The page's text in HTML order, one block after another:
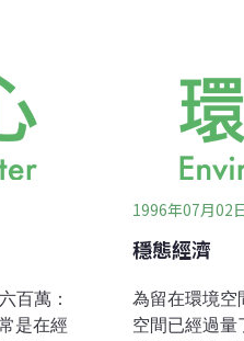
百萬：
是在經
1996年07月02
穩態經濟
為留在環境空
空間已經過量